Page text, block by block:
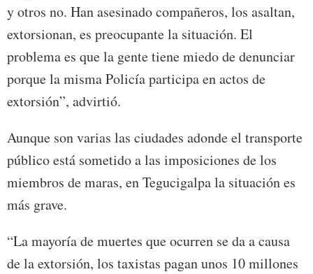
y otros no. Han asesinado compañeros, los asaltan,
extorsionan, es preocupante la situación. El
problema es que la gente tiene miedo de denunciar
porque la misma Policía participa en actos de
extorsión”, advirtió.
Aunque son varias las ciudades adonde el transporte
público está sometido a las imposiciones de los
miembros de maras, en Tegucigalpa la situación es
más grave.
“La mayoría de muertes que ocurren se da a causa
de la extorsión, los taxistas pagan unos 10 millones